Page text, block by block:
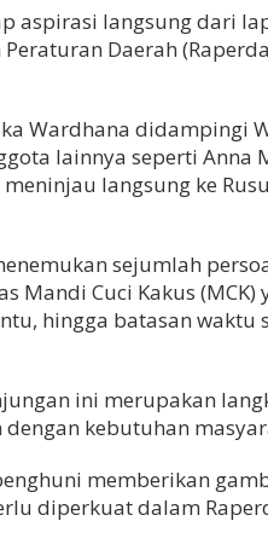
aspirasi langsung dari
Daerah
Wardhana didampingi
lainnya seperti Anna
langsung ke
sejumlah
Cuci Kakus (MCK)
hingga batasan waktu
ini merupakan
kebutuhan
memberikan
diperkuat dalam